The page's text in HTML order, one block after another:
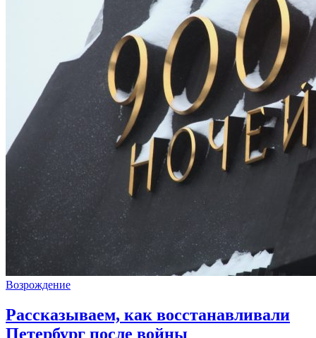
Возрождение
Рассказываем, как восстанавливали
Петербург после войны